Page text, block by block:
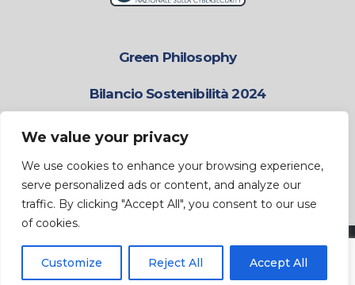
We value your privacy
We use cookies to enhance your browsing experience,
serve personalized ads or content, and analyze our
traffic. By clicking "Accept All", you consent to our use
of cookies.
Customize Reject All Accept All
Green Philosophy
Bilancio Sostenibilità 2024
Contribuire al Futuro con Responsabilità e
Sostenibilità.
Scarica il BdS 2024
Gruppo ISC © 2024. All Rights Reserved. | P.IVA 09745551003